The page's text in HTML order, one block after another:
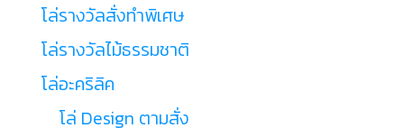
โล่รางวัลสั่งทำพิเศษ
โล่รางวัลไม้ธรรมชาติ
โล่อะคริลิค
โล่ Design ตามสั่ง